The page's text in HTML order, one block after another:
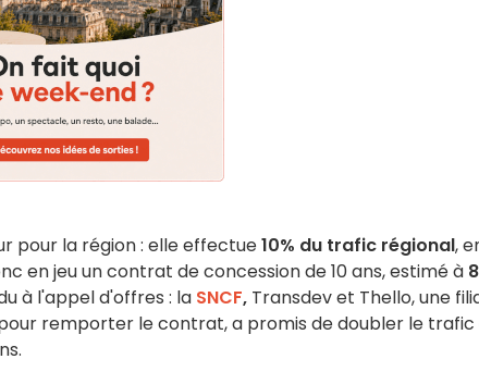
pour la région : elle effectue10% du trafic régional,
en jeu un contrat de concession de 10 ans, estimé à
à l'appel d'offres : la SNCF, Transdev et Thello, une
remporter le contrat, a promis de doubler le trafic